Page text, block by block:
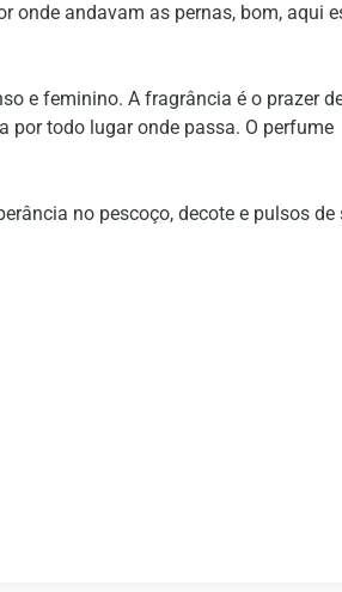
onde andavam as pernas, bom, aqui
e feminino. A fragrância é o prazer
por todo lugar onde passa. O perfume
no pescoço, decote e pulsos de